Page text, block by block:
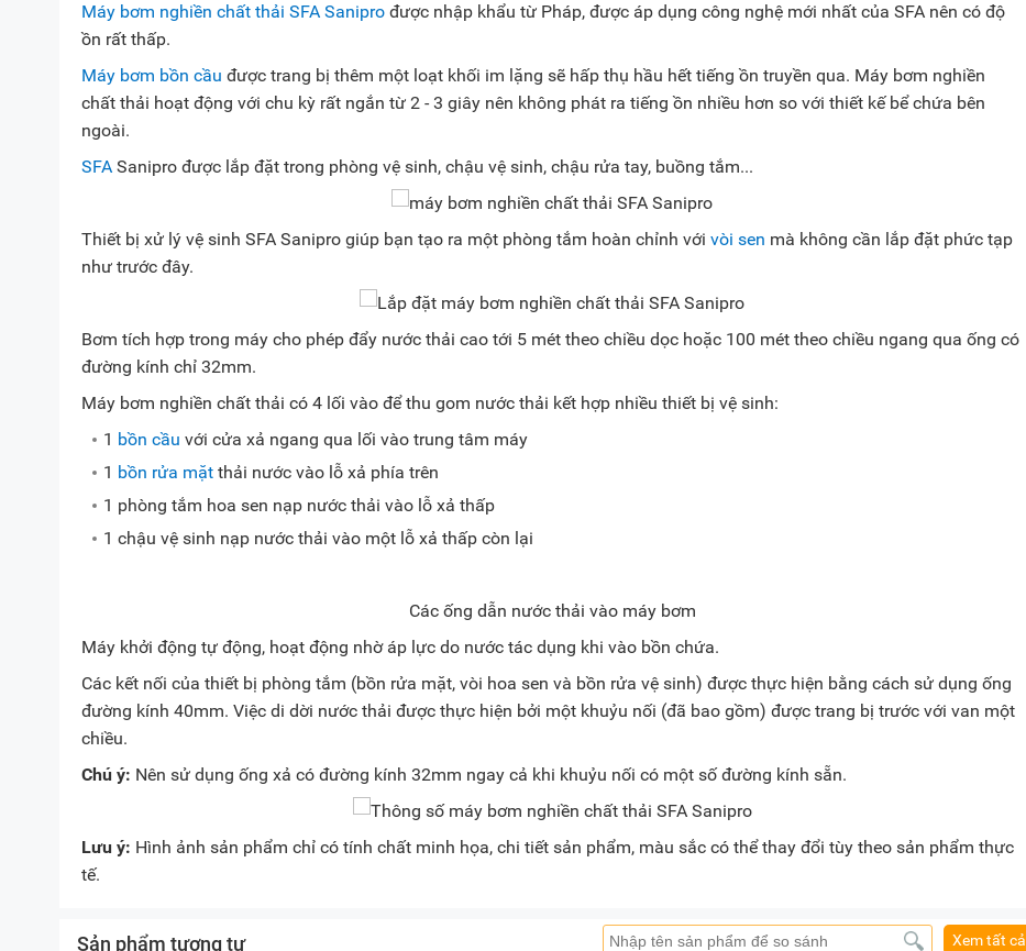
Máy bơm nghiền chất thải SFA Sanipro được nhập khẩu từ Pháp, được áp dụng công nghệ mới nhất của SFA nên có độ
ồn rất thấp.
Máy bơm bồn cầu được trang bị thêm một loạt khối im lặng sẽ hấp thụ hầu hết tiếng ồn truyền qua. Máy bơm nghiền
chất thải hoạt động với chu kỳ rất ngắn từ 2 - 3 giây nên không phát ra tiếng ồn nhiều hơn so với thiết kế bể chứa bên
ngoài.
SFA Sanipro được lắp đặt trong phòng vệ sinh, chậu vệ sinh, chậu rửa tay, buồng tắm...
Thiết bị xử lý vệ sinh SFA Sanipro giúp bạn tạo ra một phòng tắm hoàn chỉnh với vòi sen mà không cần lắp đặt phức tạp
như trước đây.
Bơm tích hợp trong máy cho phép đẩy nước thải cao tới 5 mét theo chiều dọc hoặc 100 mét theo chiều ngang qua ống có
đường kính chỉ 32mm.
Máy bơm nghiền chất thải có 4 lối vào để thu gom nước thải kết hợp nhiều thiết bị vệ sinh:
1 bồn cầu với cửa xả ngang qua lối vào trung tâm máy
1 bồn rửa mặt thải nước vào lỗ xả phía trên
1 phòng tắm hoa sen nạp nước thải vào lỗ xả thấp
1 chậu vệ sinh nạp nước thải vào một lỗ xả thấp còn lại
Các ống dẫn nước thải vào máy bơm
Máy khởi động tự động, hoạt động nhờ áp lực do nước tác dụng khi vào bồn chứa.
Các kết nối của thiết bị phòng tắm (bồn rửa mặt, vòi hoa sen và bồn rửa vệ sinh) được thực hiện bằng cách sử dụng ống
đường kính 40mm. Việc di dời nước thải được thực hiện bởi một khuỷu nối (đã bao gồm) được trang bị trước với van một
chiều.
Chú ý: Nên sử dụng ống xả có đường kính 32mm ngay cả khi khuỷu nối có một số đường kính sẵn.
Lưu ý: Hình ảnh sản phẩm chỉ có tính chất minh họa, chi tiết sản phẩm, màu sắc có thể thay đổi tùy theo sản phẩm thực
tế.
Sản phẩm tương tự Xem tất cả